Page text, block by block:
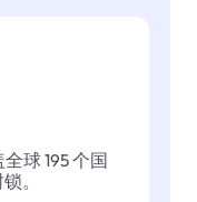
球 195 个国
。